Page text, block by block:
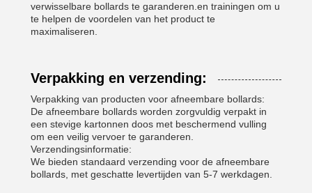
verwisselbare bollards te garanderen.en trainingen om u
te helpen de voordelen van het product te
maximaliseren.
Verpakking en verzending:
Verpakking van producten voor afneembare bollards:
De afneembare bollards worden zorgvuldig verpakt in
een stevige kartonnen doos met beschermend vulling
om een veilig vervoer te garanderen.
Verzendingsinformatie:
We bieden standaard verzending voor de afneembare
bollards, met geschatte levertijden van 5-7 werkdagen.